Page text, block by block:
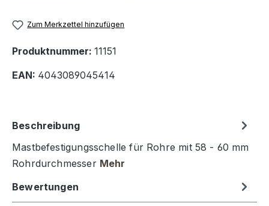
Zum Merkzettel hinzufügen
Produktnummer: 11151
EAN: 4043089045414
Beschreibung
Mastbefestigungsschelle für Rohre mit 58 - 60 mm
Rohrdurchmesser Mehr
Bewertungen